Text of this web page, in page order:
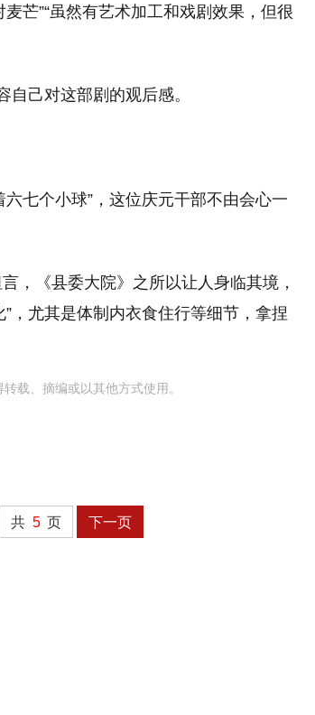
芒”“虽然有艺术加工和戏剧效果，但很
自己对这部剧的观后感。
七个小球”，这位庆元干部不由会心一
，《县委大院》之所以让人身临其境，
，尤其是体制内衣食住行等细节，拿捏
载、摘编或以其他方式使用。
共 5 页 下一页